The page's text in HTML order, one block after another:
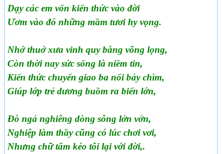
Dạy các em vốn kiến thức vào đời
Ươm vào đó những mầm tươi hy vọng.
Nhớ thuở xưa vinh quy bằng võng lọng,
Còn thời nay sức sống là niềm tin,
Kiến thức chuyển giao ba nổi bảy chìm,
Giúp lớp trẻ dương buồm ra biển lớn,
Đò ngả nghiêng dòng sông lởn vởn,
Nghiệp làm thầy cũng có lúc chơi vơi,
Nhưng chữ tâm kéo tôi lại với đời,.